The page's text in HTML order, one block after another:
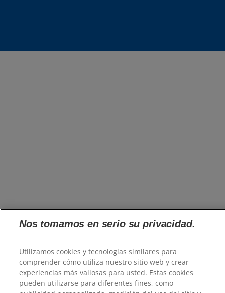
Nos tomamos en serio su privacidad.
Utilizamos cookies y tecnologías similares para
comprender cómo utiliza nuestro sitio web y crear
experiencias más valiosas para usted. Estas cookies
pueden utilizarse para diferentes fines, como